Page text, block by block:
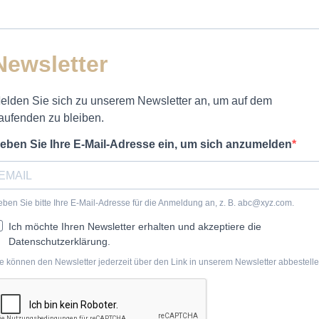
Sie sich zu unserem Newsletter an, um auf dem
zu bleiben.
Sie Ihre E-Mail-Adresse ein, um sich anzumelden
Sie bitte Ihre E-Mail-Adresse für die Anmeldung an, z. B. abc@xyz.com.
Ich möchte Ihren Newsletter erhalten und akzeptiere die
Datenschutzerklärung.
können den Newsletter jederzeit über den Link in unserem Newsletter